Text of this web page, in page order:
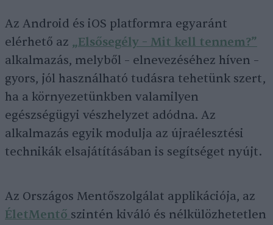
Az Android és iOS platformra egyaránt
elérhető az „Elsősegély – Mit kell tennem?”
alkalmazás, melyből – elnevezéséhez híven –
gyors, jól használható tudásra tehetünk szert,
ha a környezetünkben valamilyen
egészségügyi vészhelyzet adódna. Az
alkalmazás egyik modulja az újraélesztési
technikák elsajátításában is segítséget nyújt.
Az Országos Mentőszolgálat applikációja, az
ÉletMentő szintén kiváló és nélkülözhetetlen